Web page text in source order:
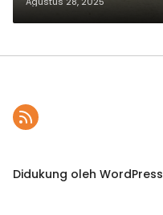
Didukung oleh WordPress